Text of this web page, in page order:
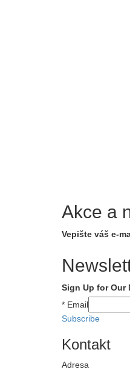
Akce a
Vepište váš e-
Sign Up for Our
* Email
Subscribe
Kontakt
Adresa